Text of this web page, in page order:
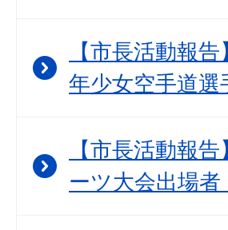
【市長活動報
年少女空手道
【市長活動報
ーツ大会出場者